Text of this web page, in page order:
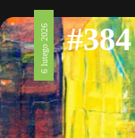
6 lutego 2026 #384